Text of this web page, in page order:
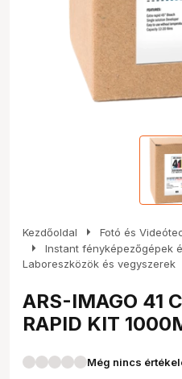
Kezdőoldal arrow_right Fotó és
arrow_right Instant fényképezőgépek
Laboreszközök és vegyszerek
ARS-IMAGO 41
RAPID KIT
Még nincs